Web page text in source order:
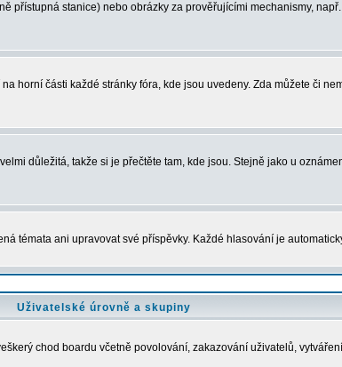
přístupná stanice) nebo obrázky za prověřujícími mechanismy,
horní části každé stránky fóra, kde jsou uvedeny. Zda můžete či
důležitá, takže si je přečtěte tam, kde jsou. Stejně jako u
témata ani upravovat své příspěvky. Každé hlasování je
Uživatelské úrovně a skupiny
chod boardu včetně povolování, zakazování uživatelů,